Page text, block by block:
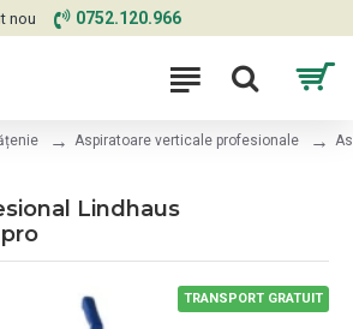
nou 0752.120.966
Aspiratoare verticale profesionale
Lindhaus
TRANSPORT GRATUIT